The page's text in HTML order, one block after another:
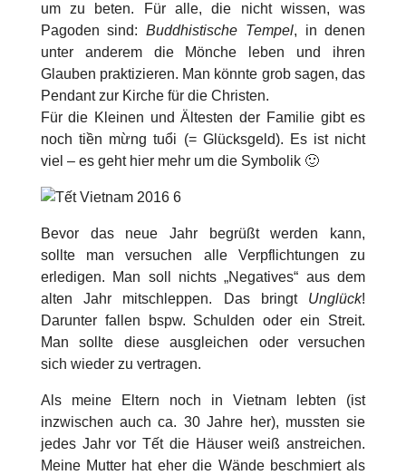
um zu beten. Für alle, die nicht wissen, was
Pagoden sind:Buddhistische Tempel, in denen
unter anderem die Mönche leben und ihren
Glauben praktizieren. Man könnte grob sagen, das
Pendant zur Kirche für die Christen.
Für die Kleinen und Ältesten der Familie gibt es
noch tiền mừng tuổi (= Glücksgeld). Es ist nicht
viel – es geht hier mehr um die Symbolik 🙂
Bevor das neue Jahr begrüßt werden kann,
sollte man versuchen alle Verpflichtungen zu
erledigen. Man soll nichts „Negatives“ aus dem
alten Jahr mitschleppen. Das bringt Unglück!
Darunter fallen bspw. Schulden oder ein Streit.
Man sollte diese ausgleichen oder versuchen
sich wieder zu vertragen.
Als meine Eltern noch in Vietnam lebten (ist
inzwischen auch ca. 30 Jahre her), mussten sie
jedes Jahr vor Tết die Häuser weiß anstreichen.
Meine Mutter hat eher die Wände beschmiert als